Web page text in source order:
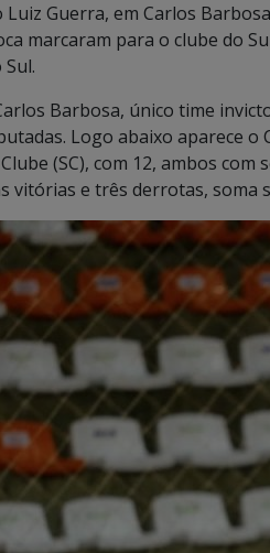
Guerra, em Carlos
marcaram para o clube do
Barbosa, único time
Logo abaixo aparece o
(SC), com 12, ambos
vitórias e três derrotas, soma